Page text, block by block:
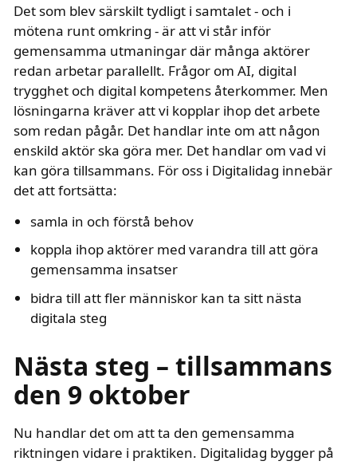
Det som blev särskilt tydligt i samtalet - och i
mötena runt omkring - är att vi står inför
gemensamma utmaningar där många aktörer
redan arbetar parallellt. Frågor om AI, digital
trygghet och digital kompetens återkommer. Men
lösningarna kräver att vi kopplar ihop det arbete
som redan pågår. Det handlar inte om att någon
enskild aktör ska göra mer. Det handlar om vad vi
kan göra tillsammans. För oss i Digitalidag innebär
det att fortsätta:
samla in och förstå behov
koppla ihop aktörer med varandra till att göra
gemensamma insatser
bidra till att fler människor kan ta sitt nästa
digitala steg
text i fetstil
Nästa steg – tillsammans
den 9 oktober
Nu handlar det om att ta den gemensamma
riktningen vidare i praktiken. Digitalidag bygger på